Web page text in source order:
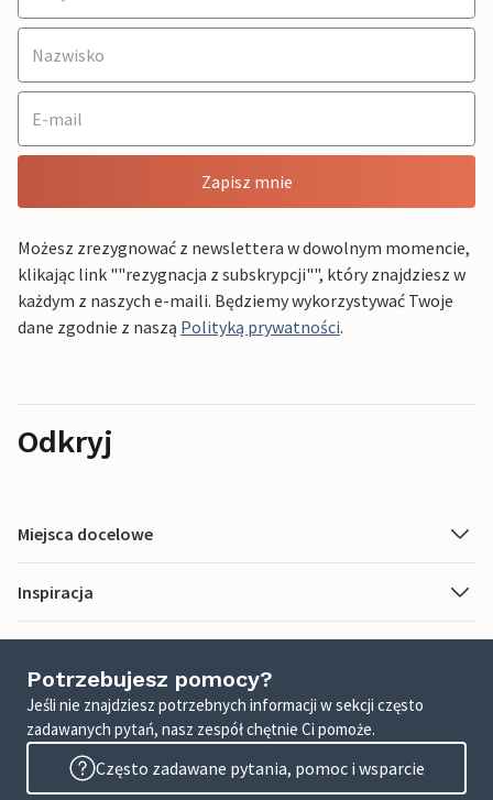
Zapisz mnie
Możesz zrezygnować z newslettera w dowolnym momencie,
klikając link ""rezygnacja z subskrypcji"", który znajdziesz w
każdym z naszych e-maili. Będziemy wykorzystywać Twoje
dane zgodnie z naszą Polityką prywatności.
Odkryj
Miejsca docelowe
Inspiracja
Potrzebujesz pomocy?
Jeśli nie znajdziesz potrzebnych informacji w sekcji często
zadawanych pytań, nasz zespół chętnie Ci pomoże.
Często zadawane pytania, pomoc i wsparcie